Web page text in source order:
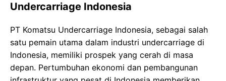
Undercarriage Indonesia
PT Komatsu Undercarriage Indonesia, sebagai salah
satu pemain utama dalam industri undercarriage di
Indonesia, memiliki prospek yang cerah di masa
depan. Pertumbuhan ekonomi dan pembangunan